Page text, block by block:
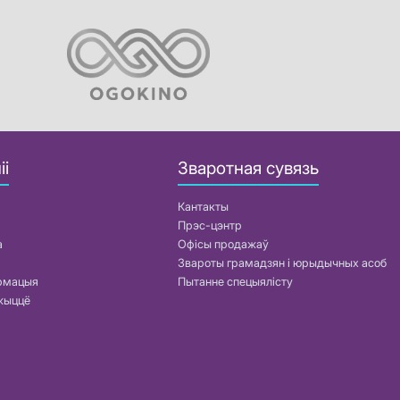
Зваротная сувязь
Кантакты
Прэс-цэнтр
Офісы продажаў
Звароты грамадзян і юрыдычных асоб
Пытанне спецыялісту